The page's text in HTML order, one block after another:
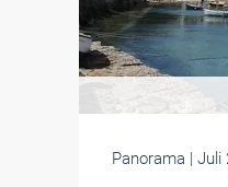
Panorama | Juli